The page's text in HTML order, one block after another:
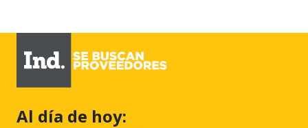
Al día de hoy: